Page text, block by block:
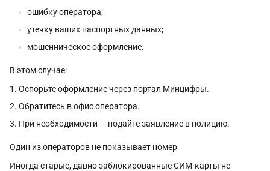
ошибку оператора;
утечку ваших паспортных данных;
мошенническое оформление.
В этом случае:
Оспорьте оформление через портал Минцифры.
Обратитесь в офис оператора.
При необходимости — подайте заявление в полицию.
Один из операторов не показывает номер
Иногда старые, давно заблокированные СИМ-карты не